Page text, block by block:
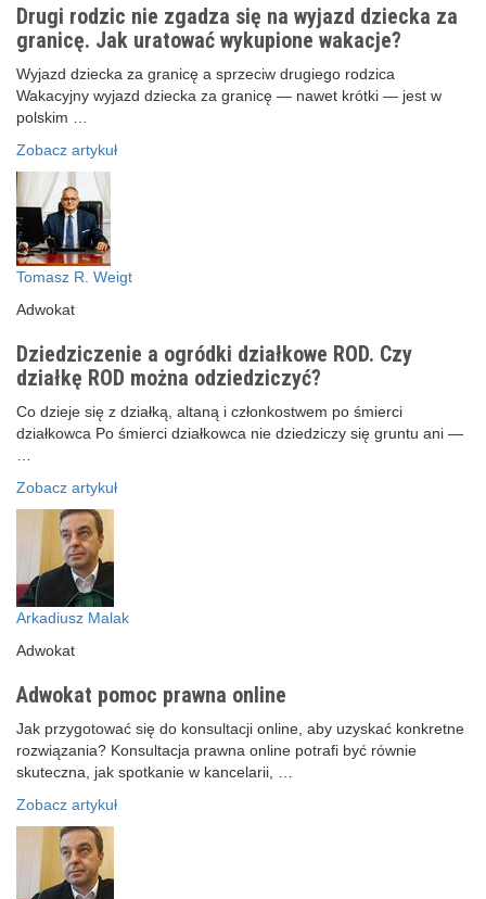
Drugi rodzic nie zgadza się na wyjazd dziecka za
granicę. Jak uratować wykupione wakacje?
Wyjazd dziecka za granicę a sprzeciw drugiego rodzica
Wakacyjny wyjazd dziecka za granicę — nawet krótki — jest w
polskim …
Zobacz artykuł
Tomasz R. Weigt
Adwokat
Dziedziczenie a ogródki działkowe ROD. Czy
działkę ROD można odziedziczyć?
Co dzieje się z działką, altaną i członkostwem po śmierci
działkowca Po śmierci działkowca nie dziedziczy się gruntu ani —
…
Zobacz artykuł
Arkadiusz Malak
Adwokat
Adwokat pomoc prawna online
Jak przygotować się do konsultacji online, aby uzyskać konkretne
rozwiązania? Konsultacja prawna online potrafi być równie
skuteczna, jak spotkanie w kancelarii, …
Zobacz artykuł